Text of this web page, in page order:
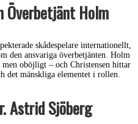
Överbetjänt Holm
skådespelare internationellt,
den ansvariga överbetjänten. Holm
oböjligt – och Christensen hittar
det mänskliga elementet i rollen.
Astrid Sjöberg